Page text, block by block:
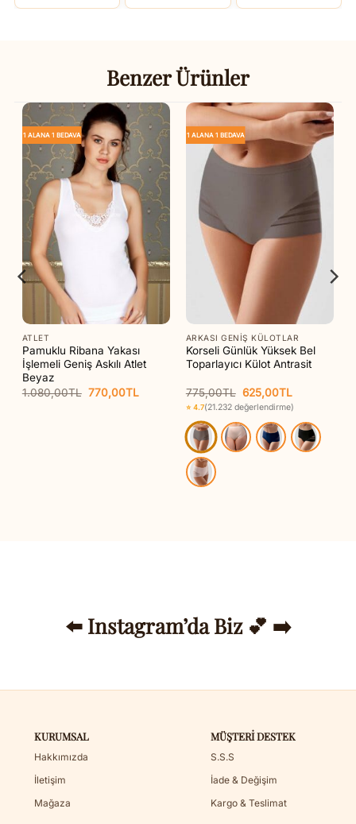
Benzer Ürünler
1 ALANA 1 BEDAVA
ATLET
Pamuklu Ribana Yakası
İşlemeli Geniş Askılı Atlet
Beyaz
1.080,00TL Orijinal
fiyat:
770,00TL
770,00TL.
1 ALANA 1 BEDAVA
ARKASI GENIŞ KÜLOTLAR
Korseli Günlük Yüksek Bel
Toparlayıcı Külot Antrasit
775,00TL Orijinal
fiyat:
775,00TL.
625,00TL
andaki
fiyat:
625,00TL.
⭐ 4.7(21.232 değerlendirme)
⬅️ Instagram’da Biz 💕 ➡️
KURUMSAL
Hakkımızda
İletişim
Mağaza
MÜŞTERI DESTEK
S.S.S
İade & Değişim
Kargo & Teslimat